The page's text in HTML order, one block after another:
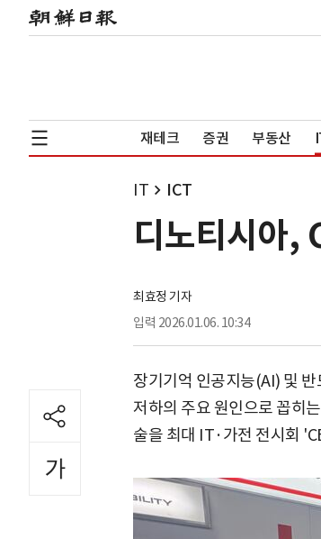
재테크 증권 부동산
IT ICT
디노티시아,
최효정 기자
입력 2026.01.06. 10:34
장기기억 인공지능(AI) 및
저하의 주요 원인으로 꼽히
술을 최대 IT·가전 전시회